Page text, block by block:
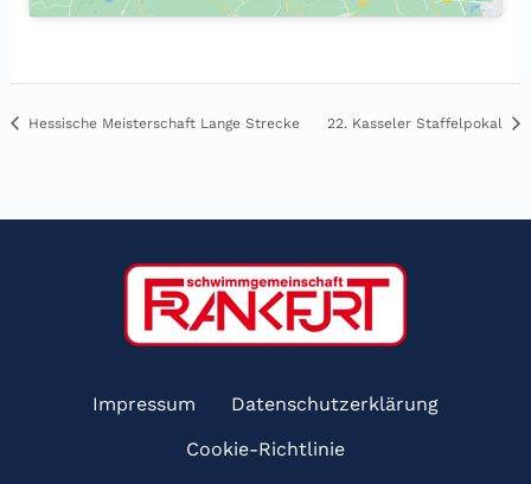
Hessische Meisterschaft Lange Strecke 22. Kasseler Staffelpokal
Impressum
Datenschutzerklärung
Cookie-Richtlinie